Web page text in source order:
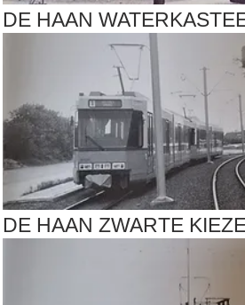
DE HAAN
DE HAAN ZWARTE